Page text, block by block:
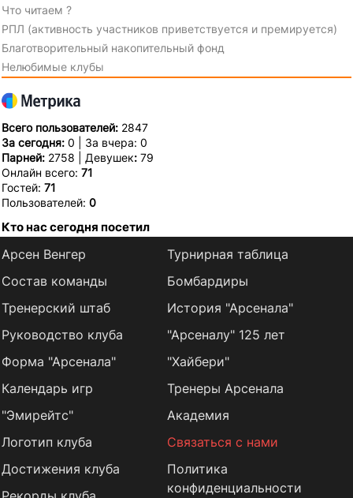
Что читаем ?
РПЛ (активность участников приветствуется и премируется)
Благотворительный накопительный фонд
Нелюбимые клубы
Всего пользователей: 2847
За сегодня: 0 | За вчера: 0
Парней: 2758 | Девушек: 79
Онлайн всего: 71
Гостей: 71
Пользователей: 0
Кто нас сегодня посетил
Арсен Венгер
Состав команды
Тренерский штаб
Руководство клуба
Форма "Арсенала"
Календарь игр
Турнирная таблица
Бомбардиры
История "Арсенала"
"Арсеналу" 125 лет
"Хайбери"
Тренеры Арсенала
"Эмирейтс"
Логотип клуба
Достижения клуба
Академия
Связаться с нами
Политика
конфиденциальности